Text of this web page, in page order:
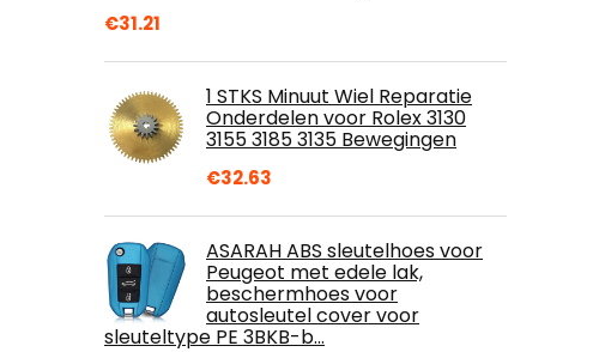
€31.21
1 STKS Minuut Wiel Reparatie
Onderdelen voor Rolex 3130
3155 3185 3135 Bewegingen
€32.63
ASARAH ABS sleutelhoes voor
Peugeot met edele lak,
beschermhoes voor
autosleutel cover voor
sleuteltype PE 3BKB-b…